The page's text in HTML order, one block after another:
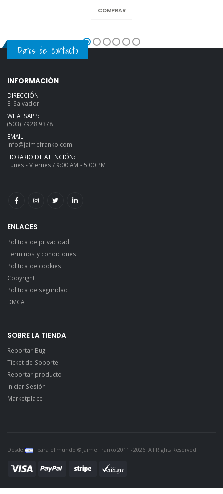
COMPRAR
Datos de contacto
INFORMACIÓN
DIRECCIÓN:
El Salvador
WHATSAPP:
(503) 7928 9378
EMAIL:
info@jaimefranko.com
HORARIO DE ATENCIÓN:
Lunes - Viernes / 9:00 AM - 5:00 PM
ENLACES
Politica de privacidad
Terminos y condiciones
Politica de cookies
Copyright
Politica de seguridad
DMCA
SOBRE LA TIENDA
Reportar Bug
Ticket de Soporte
Reportar producto
Iniciar Sesión
Marketplace
Desde para el mundo © Jaime Franko 2011 - 2026. All Rights Reserved